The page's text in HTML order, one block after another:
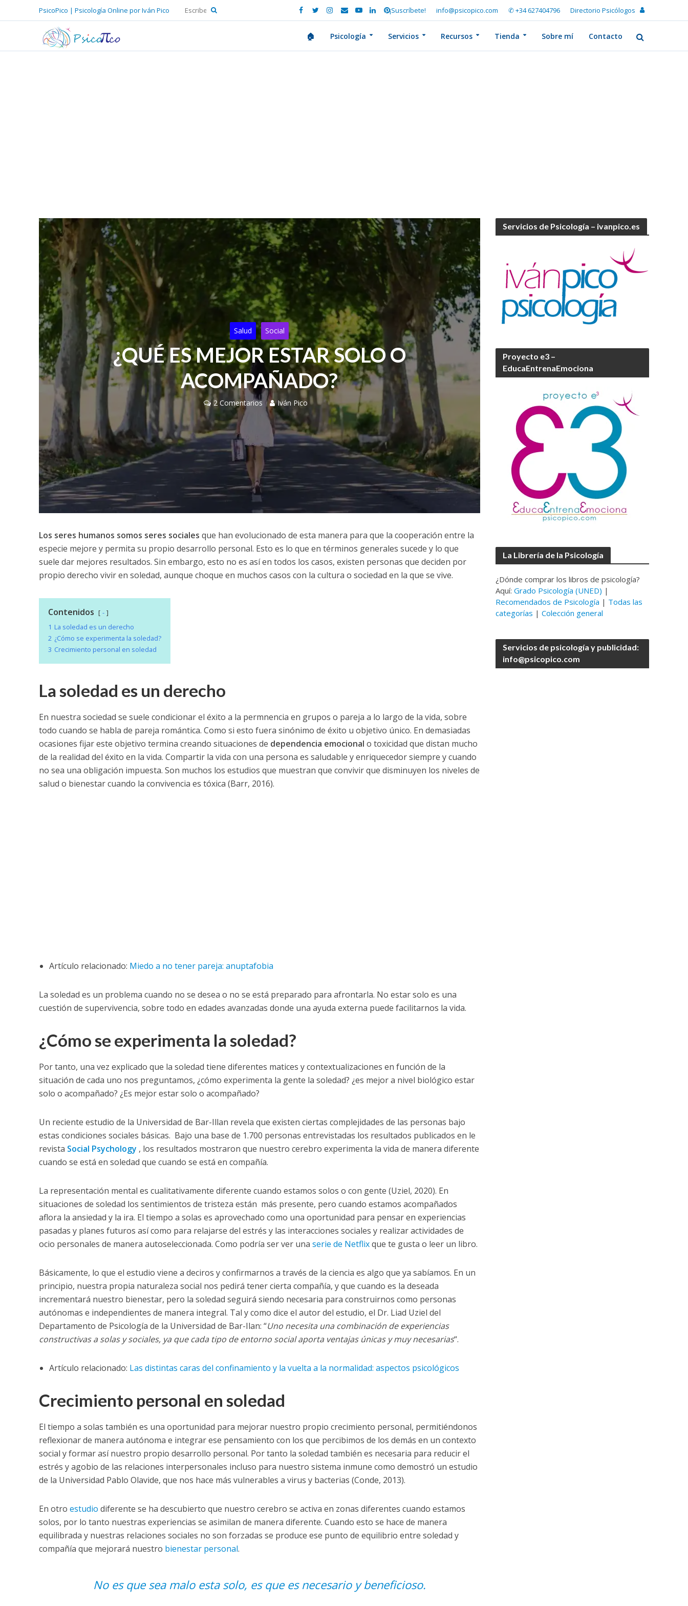
PsicoPico | Psicología Online por Iván Pico ¡Suscríbete! info@psicopico.com ✆ +34 627404796 Directorio Psicólogos
🏠 Psicología Servicios Recursos Tienda Sobre mí Contacto
Salud Social
¿QUÉ ES MEJOR ESTAR SOLO O
ACOMPAÑADO?
2 Comentarios Iván Pico
Los seres humanos somos seres sociales que han evolucionado de esta manera para que la cooperación entre la
especie mejore y permita su propio desarrollo personal. Esto es lo que en términos generales sucede y lo que
suele dar mejores resultados. Sin embargo, esto no es así en todos los casos, existen personas que deciden por
propio derecho vivir en soledad, aunque choque en muchos casos con la cultura o sociedad en la que se vive.
Contenidos
-
1 La soledad es un derecho
2 ¿Cómo se experimenta la soledad?
3 Crecimiento personal en soledad
La soledad es un derecho
En nuestra sociedad se suele condicionar el éxito a la permnencia en grupos o pareja a lo largo de la vida, sobre
todo cuando se habla de pareja romántica. Como si esto fuera sinónimo de éxito u objetivo único. En demasiadas
ocasiones fijar este objetivo termina creando situaciones de dependencia emocional o toxicidad que distan mucho
de la realidad del éxito en la vida. Compartir la vida con una persona es saludable y enriquecedor siempre y cuando
no sea una obligación impuesta. Son muchos los estudios que muestran que convivir que disminuyen los niveles de
salud o bienestar cuando la convivencia es tóxica (Barr, 2016).
Artículo relacionado: Miedo a no tener pareja: anuptafobia
La soledad es un problema cuando no se desea o no se está preparado para afrontarla. No estar solo es una
cuestión de supervivencia, sobre todo en edades avanzadas donde una ayuda externa puede facilitarnos la vida.
¿Cómo se experimenta la soledad?
Por tanto, una vez explicado que la soledad tiene diferentes matices y contextualizaciones en función de la
situación de cada uno nos preguntamos, ¿cómo experimenta la gente la soledad? ¿es mejor a nivel biológico estar
solo o acompañado? ¿Es mejor estar solo o acompañado?
Un reciente estudio de la Universidad de Bar-Illan revela que existen ciertas complejidades de las personas bajo
estas condiciones sociales básicas. Bajo una base de 1.700 personas entrevistadas los resultados publicados en le
revista Social Psychology , los resultados mostraron que nuestro cerebro experimenta la vida de manera diferente
cuando se está en soledad que cuando se está en compañía.
La representación mental es cualitativamente diferente cuando estamos solos o con gente (Uziel, 2020). En
situaciones de soledad los sentimientos de tristeza están más presente, pero cuando estamos acompañados
aflora la ansiedad y la ira. El tiempo a solas es aprovechado como una oportunidad para pensar en experiencias
pasadas y planes futuros así como para relajarse del estrés y las interacciones sociales y realizar actividades de
ocio personales de manera autoseleccionada. Como podría ser ver una serie de Netflixque te gusta o leer un libro.
Básicamente, lo que el estudio viene a deciros y confirmarnos a través de la ciencia es algo que ya sabíamos. En un
principio, nuestra propia naturaleza social nos pedirá tener cierta compañía, y que cuando es la deseada
incrementará nuestro bienestar, pero la soledad seguirá siendo necesaria para construirnos como personas
autónomas e independientes de manera integral. Tal y como dice el autor del estudio, el Dr. Liad Uziel del
Departamento de Psicología de la Universidad de Bar-Ilan: “Uno necesita una combinación de experiencias
constructivas a solas y sociales, ya que cada tipo de entorno social aporta ventajas únicas y muy necesarias“.
Artículo relacionado: Las distintas caras del confinamiento y la vuelta a la normalidad: aspectos psicológicos
Crecimiento personal en soledad
El tiempo a solas también es una oportunidad para mejorar nuestro propio crecimiento personal, permitiéndonos
reflexionar de manera autónoma e integrar ese pensamiento con los que percibimos de los demás en un contexto
social y formar así nuestro propio desarrollo personal. Por tanto la soledad también es necesaria para reducir el
estrés y agobio de las relaciones interpersonales incluso para nuestro sistema inmune como demostró un estudio
de la Universidad Pablo Olavide, que nos hace más vulnerables a virus y bacterias (Conde, 2013).
En otro estudio diferente se ha descubierto que nuestro cerebro se activa en zonas diferentes cuando estamos
solos, por lo tanto nuestras experiencias se asimilan de manera diferente. Cuando esto se hace de manera
equilibrada y nuestras relaciones sociales no son forzadas se produce ese punto de equilibrio entre soledad y
compañía que mejorará nuestro bienestar personal.
No es que sea malo esta solo, es que es necesario y beneficioso.
Servicios de Psicología – ivanpico.es
Proyecto e3 –
EducaEntrenaEmociona
La Librería de la Psicología
¿Dónde comprar los libros de psicología?
Aquí:Grado Psicología (UNED) |
Recomendados de Psicología | Todas las
categorías |Colección general
Servicios de psicología y publicidad:
info@psicopico.com